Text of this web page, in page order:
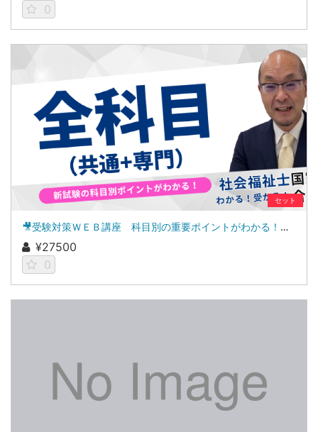
0
セット
🎥受験対策ＷＥＢ講座 科目別の重要ポイントがわかる！社会福祉士合格講座２０２７（全セット）
¥27500
0